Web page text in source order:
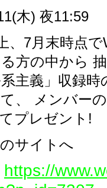
木) 夜11:59
、7月末時点
方の中から
主義」収録時
、 メンバー
プレゼント!
サイトへ
https://